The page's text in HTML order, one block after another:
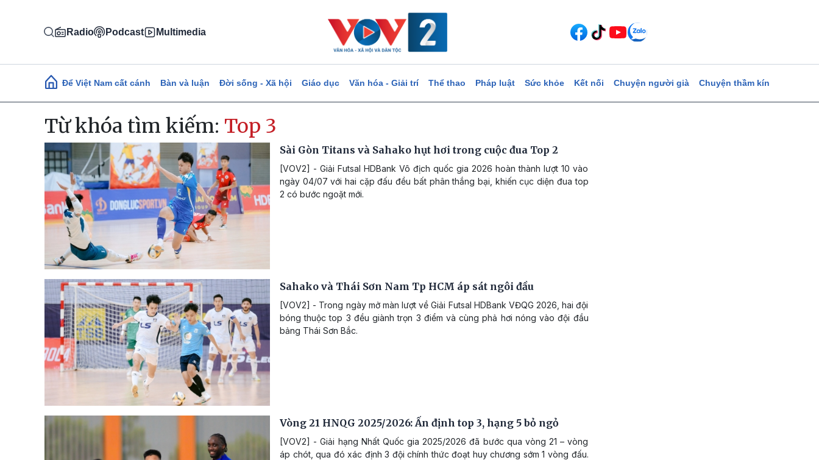
Radio Podcast Multimedia
Main navigation
Để Việt Nam cất cánh Bàn và luận Đời sống - Xã hội Giáo dục Văn hóa - Giải trí Thể thao Pháp luật Sức khỏe Kết nối Chuyện người già Chuyện thầm kín
Từ khóa tìm kiếm: Top 3
Sài Gòn Titans và Sahako hụt hơi trong cuộc đua Top 2
[VOV2] - Giải Futsal HDBank Vô địch quốc gia 2026 hoàn thành lượt 10 vào
ngày 04/07 với hai cặp đấu đều bất phân thắng bại, khiến cục diện đua top
2 có bước ngoặt mới.
Sahako và Thái Sơn Nam Tp HCM áp sát ngôi đầu
[VOV2] - Trong ngày mở màn lượt về Giải Futsal HDBank VĐQG 2026, hai đội
bóng thuộc top 3 đều giành trọn 3 điểm và cùng phả hơi nóng vào đội đầu
bảng Thái Sơn Bắc.
Vòng 21 HNQG 2025/2026: Ấn định top 3, hạng 5 bỏ ngỏ
[VOV2] - Giải hạng Nhất Quốc gia 2025/2026 đã bước qua vòng 21 – vòng
áp chót, qua đó xác định 3 đội chính thức đoạt huy chương sớm 1 vòng đấu.